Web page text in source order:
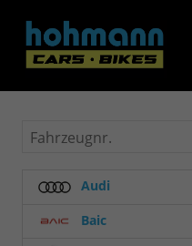
Fahrzeugnr.
Audi
Baic